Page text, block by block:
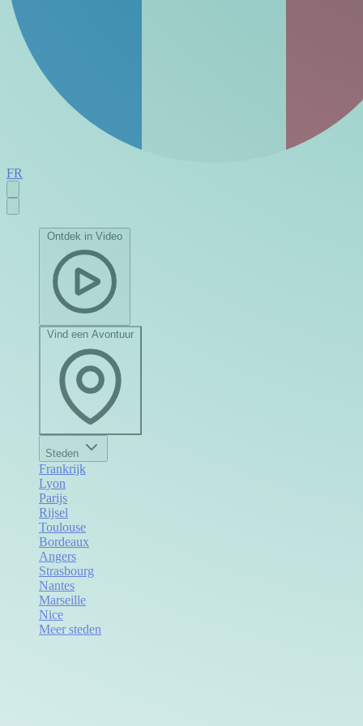
FR
Ontdek in Video
Vind een Avontuur
Steden
Frankrijk
Lyon
Parijs
Rijsel
Toulouse
Bordeaux
Angers
Strasbourg
Nantes
Marseille
Nice
Meer steden